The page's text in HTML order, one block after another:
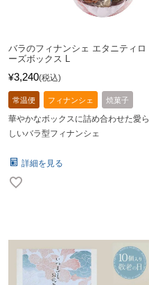
バラのフィナンシェ エタニティロ
ーズボックス L
¥3,240 税込
常温便 フィナンシェ 焼菓子
華やかなボックスに詰め合わせた愛ら
しいバラ型フィナンシェ
詳細を見る